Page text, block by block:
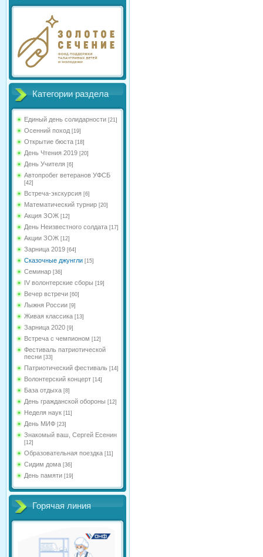
Категории раздела
Единый день солидарности [21]
Осенний поход [19]
Открытие бюста [18]
День Чтения 2019 [20]
День Учителя [6]
Автопробег ветеранов УФСБ
[42]
Встреча-экскурсия [6]
Математический турнир [20]
Акция ЗОЖ [12]
День Неизвестного солдата [17]
Акции ЗОЖ [12]
Зарница 2019 [64]
Сказочные джунгли [15]
Семинар [36]
IV волонтерские сборы [19]
Вечер встречи [60]
Лыжня России [9]
Живая классика [13]
Зарница 2020 [9]
Встреча с чемпионом [12]
Фестиваль патриотической
песни [33]
Патриотический фестиваль [14]
Волонтерский концерт [14]
База отдыха [8]
День гражданской обороны [12]
Неделя наук [11]
День МИФ [23]
Знакомый ваш, Сергей Есенин
[12]
Образовательная поездка [11]
Сидим дома [36]
День памяти [19]
Горячая линия